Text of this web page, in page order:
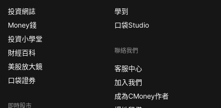
投資網誌
Money錢
投資小學堂
財經百科
美股放大鏡
口袋證券
即時股市
學到
口袋Studio
聯絡我們
客服中心
加入我們
成為CMoney作者